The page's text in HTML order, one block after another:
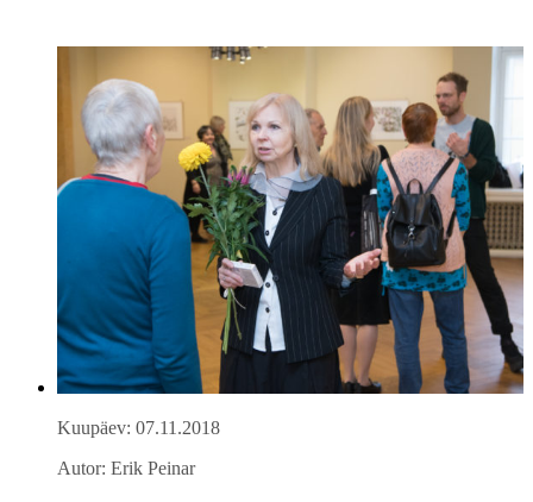
Kuupäev: 07.11.2018
Autor: Erik Peinar